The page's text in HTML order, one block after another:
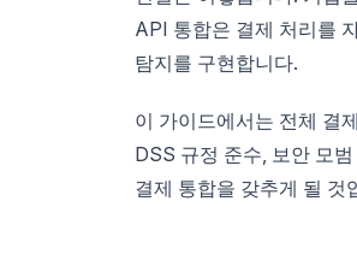
API 통합은 결제 처리를
탐지를 구현합니다.
이 가이드에서는 전체 결
DSS 규정 준수, 보안 모
결제 통합을 갖추게 될 것